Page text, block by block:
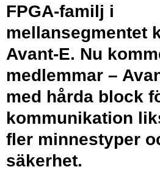
FPGA-familj i
mellansegmentet
Avant-E. Nu
medlemmar –
med hårda block
kommunikation
fler minnestyper
säkerhet.